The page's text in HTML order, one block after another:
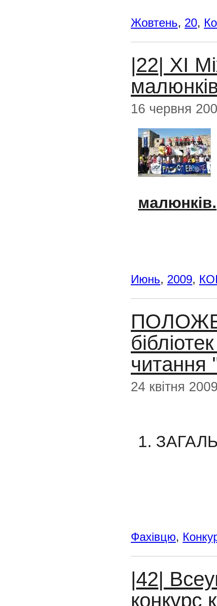
Жовтень, 20,
|22| XI
16 червня
малюнків.
Июнь, 2009,
читання
24 квітня
1.
Фахівцю,
|42|
конкурс